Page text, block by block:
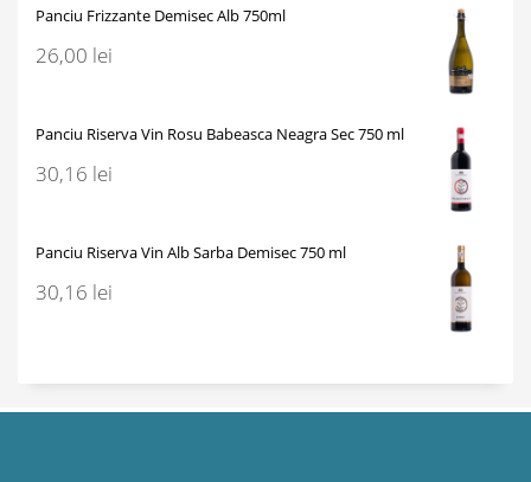
Panciu Frizzante Demisec Alb 750ml
26,00 lei
Panciu Riserva Vin Rosu Babeasca Neagra Sec 750 ml
30,16 lei
Panciu Riserva Vin Alb Sarba Demisec 750 ml
30,16 lei